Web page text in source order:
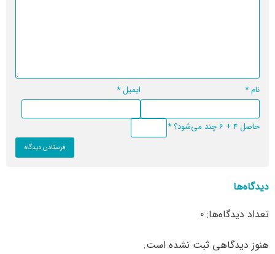
نام* ایمیل*
حاصل 4 + 6 چند می‌شود؟ *
دیدگاه‌ها
تعداد دیدگاه‌ها: 0
هنوز دیدگاهی ثبت نشده است.